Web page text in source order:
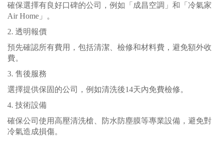
確保選擇有良好口碑的公司，例如「成昌空調」和「冷氣家
Air Home」。
2. 透明報價
預先確認所有費用，包括清潔、檢修和材料費，避免額外收
費。
3. 售後服務
選擇提供保固的公司，例如清洗後14天內免費檢修。
4. 技術設備
確保公司使用高壓清洗槍、防水防塵膜等專業設備，避免對
冷氣造成損傷。